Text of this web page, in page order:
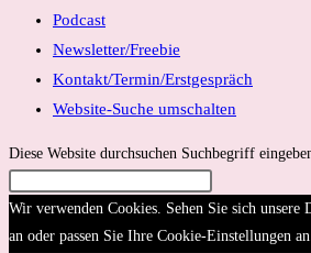
Podcast
Newsletter/Freebie
Kontakt/Termin/Erstgespräch
Website-Suche umschalten
Diese Website durchsuchen Suchbegriff
Wir verwenden Cookies. Sehen Sie sich unsere
an oder passen Sie Ihre Cookie-Einstellungen an.